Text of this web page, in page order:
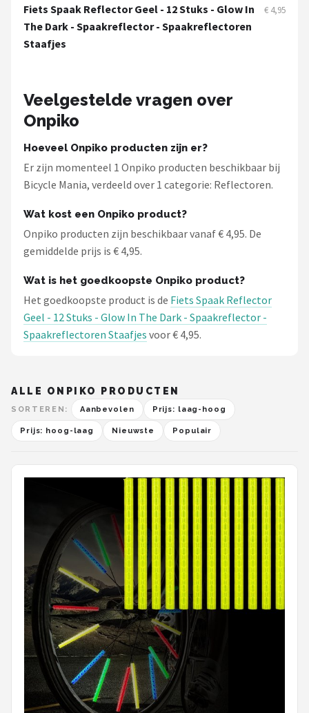
Schwalbe
Voltano
Cortina
Alle merken →
Fiets Spaak Reflector Geel - 12 Stuks - Glow In
The Dark - Spaakreflector - Spaakreflectoren
Staafjes
€ 4,95
Veelgestelde vragen over
Onpiko
Hoeveel Onpiko producten zijn er?
Er zijn momenteel 1 Onpiko producten beschikbaar bij
Bicycle Mania, verdeeld over 1 categorie: Reflectoren.
Wat kost een Onpiko product?
Onpiko producten zijn beschikbaar vanaf € 4,95. De
gemiddelde prijs is € 4,95.
Wat is het goedkoopste Onpiko product?
Het goedkoopste product is de Fiets Spaak Reflector
Geel - 12 Stuks - Glow In The Dark - Spaakreflector -
Spaakreflectoren Staafjes voor € 4,95.
ALLE ONPIKO PRODUCTEN
SORTEREN: Aanbevolen Prijs: laag-hoog
Prijs: hoog-laag Nieuwste Populair